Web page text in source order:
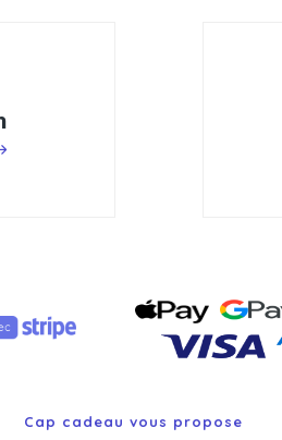
Cap cadeau vous propose